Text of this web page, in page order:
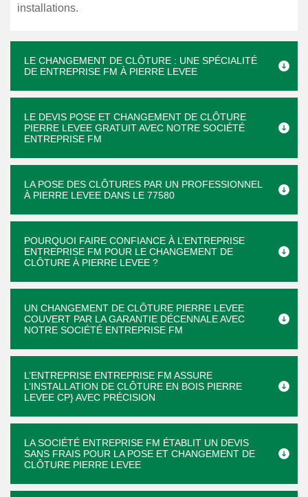
installations.
LE CHANGEMENT DE CLÔTURE : UNE SPÉCIALITÉ
DE ENTREPRISE FM À PIERRE LEVEE
LE DEVIS POSE ET CHANGEMENT DE CLÔTURE
PIERRE LEVEE GRATUIT AVEC NOTRE SOCIÉTÉ
ENTREPRISE FM
LA POSE DES CLÔTURES PAR UN PROFESSIONNEL
À PIERRE LEVEE DANS LE 77580
POURQUOI FAIRE CONFIANCE À L’ENTREPRISE
ENTREPRISE FM POUR LE CHANGEMENT DE
CLÔTURE À PIERRE LEVEE ?
UN CHANGEMENT DE CLÔTURE PIERRE LEVEE
COUVERT PAR LA GARANTIE DÉCENNALE AVEC
NOTRE SOCIÉTÉ ENTREPRISE FM
L’ENTREPRISE ENTREPRISE FM ASSURE
L’INSTALLATION DE CLÔTURE EN BOIS PIERRE
LEVEE CP} AVEC PRÉCISION
LA SOCIÉTÉ ENTREPRISE FM ÉTABLIT UN DEVIS
SANS FRAIS POUR LA POSE ET CHANGEMENT DE
CLÔTURE PIERRE LEVEE